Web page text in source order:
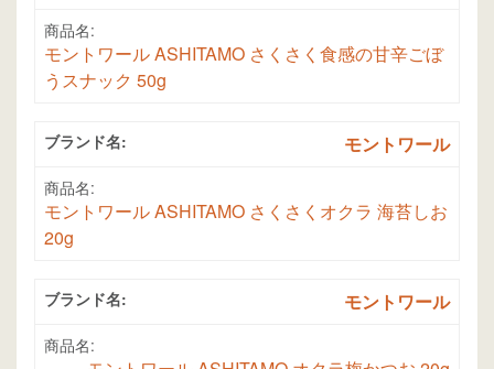
商品名:
モントワール ASHITAMO さくさく食感の甘辛ごぼ
うスナック 50g
ブランド名: モントワール
商品名:
モントワール ASHITAMO さくさくオクラ 海苔しお
20g
ブランド名: モントワール
商品名: